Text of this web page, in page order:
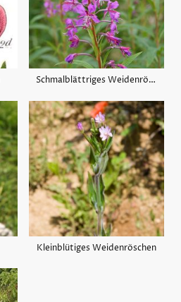
Schmalblättriges Weidenröschen
Kleinblütiges Weidenröschen